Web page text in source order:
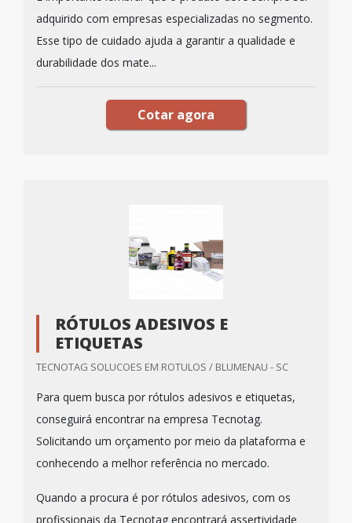
adquirido com empresas especializadas no segmento.
Esse tipo de cuidado ajuda a garantir a qualidade e
durabilidade dos mate...
Cotar agora
RÓTULOS ADESIVOS E
ETIQUETAS
TECNOTAG SOLUCOES EM ROTULOS / BLUMENAU - SC
Para quem busca por rótulos adesivos e etiquetas,
conseguirá encontrar na empresa Tecnotag.
Solicitando um orçamento por meio da plataforma e
conhecendo a melhor referência no mercado.
Quando a procura é por rótulos adesivos, com os
profissionais da Tecnotag encontrará assertividade